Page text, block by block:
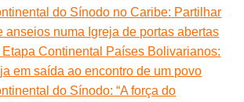
do Sínodo no Caribe: Partilhar
anseios numa Igreja de portas abertas
Etapa Continental Países Bolivarianos:
em saída ao encontro de um povo
do Sínodo: “A força do